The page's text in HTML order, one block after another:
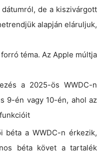
de a kiszivárgott
alapján eláruljuk,
téma. Az Apple múltja
a 2025-ös WWDC-n
9-én vagy 10-én, ahol az
béta a WWDC-n érkezik,
béta követ a tartalék